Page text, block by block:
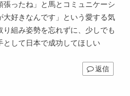
張ったね」と馬とコミュニケーシ
大好きなんです」という愛する気
り組み姿勢を忘れずに、少しでも
として日本で成功してほしい
返信